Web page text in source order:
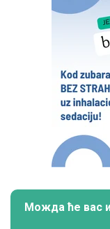
Можда ће вас